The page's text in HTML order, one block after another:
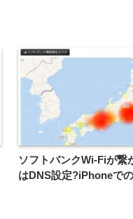
ソフトバンクWi-Fiが繋
はDNS設定?iPhoneで